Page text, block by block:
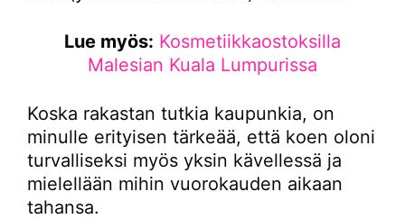
Lue myös: Kosmetiikkaostoksilla
Malesian Kuala Lumpurissa
Koska rakastan tutkia kaupunkia, on
minulle erityisen tärkeää, että koen oloni
turvalliseksi myös yksin kävellessä ja
mielellään mihin vuorokauden aikaan
tahansa.